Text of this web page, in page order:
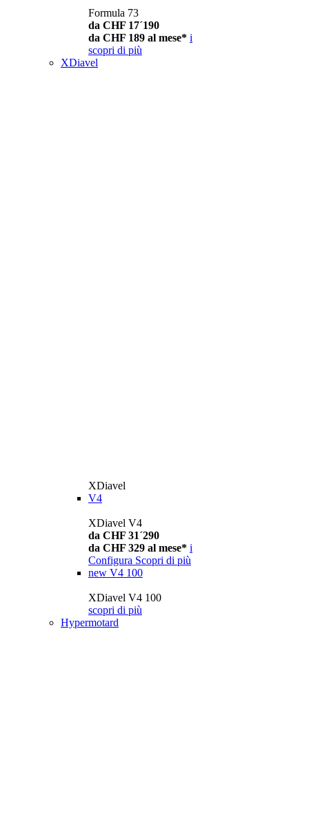
Formula 73
da CHF 17´190
da CHF 189 al mese* i
scopri di più
XDiavel
XDiavel
V4
XDiavel V4
da CHF 31´290
da CHF 329 al mese* i
Configura Scopri di più
new V4 100
XDiavel V4 100
scopri di più
Hypermotard